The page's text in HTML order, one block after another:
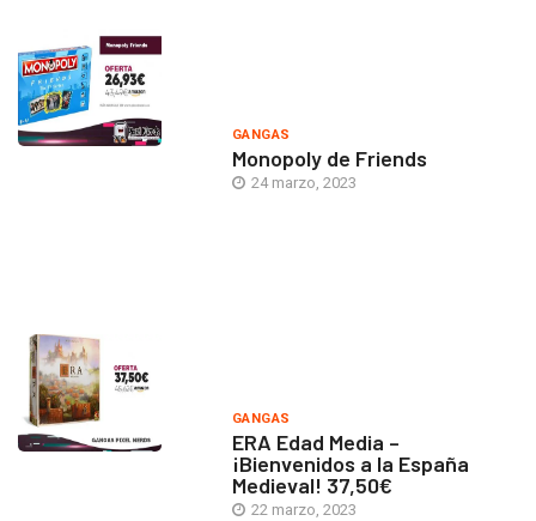
GANGAS
Monopoly de Friends
24 marzo, 2023
GANGAS
ERA Edad Media –
¡Bienvenidos a la España
Medieval! 37,50€
22 marzo, 2023